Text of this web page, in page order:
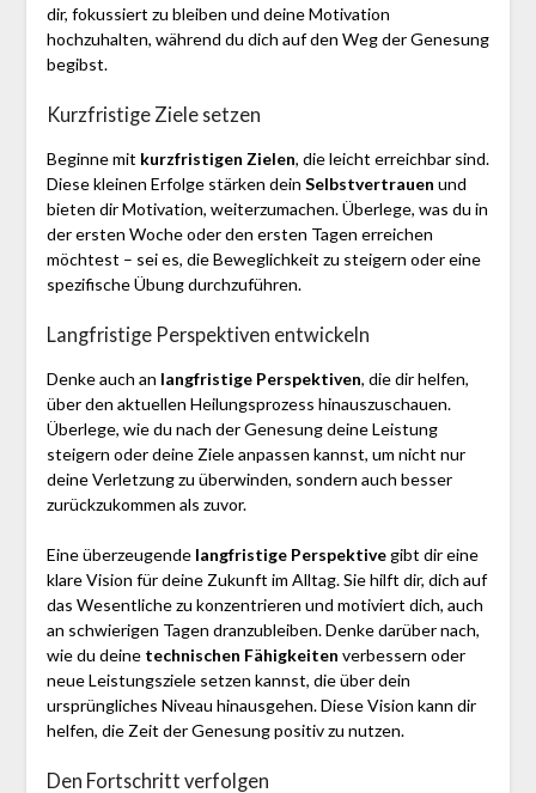
dir, fokussiert zu bleiben und deine Motivation
hochzuhalten, während du dich auf den Weg der Genesung
begibst.
Kurzfristige Ziele setzen
Beginne mit kurzfristigen Zielen, die leicht erreichbar sind.
Diese kleinen Erfolge stärken dein Selbstvertrauen und
bieten dir Motivation, weiterzumachen. Überlege, was du in
der ersten Woche oder den ersten Tagen erreichen
möchtest – sei es, die Beweglichkeit zu steigern oder eine
spezifische Übung durchzuführen.
Langfristige Perspektiven entwickeln
Denke auch an langfristige Perspektiven, die dir helfen,
über den aktuellen Heilungsprozess hinauszuschauen.
Überlege, wie du nach der Genesung deine Leistung
steigern oder deine Ziele anpassen kannst, um nicht nur
deine Verletzung zu überwinden, sondern auch besser
zurückzukommen als zuvor.
Eine überzeugende langfristige Perspektivegibt dir eine
klare Vision für deine Zukunft im Alltag. Sie hilft dir, dich auf
das Wesentliche zu konzentrieren und motiviert dich, auch
an schwierigen Tagen dranzubleiben. Denke darüber nach,
wie du deine technischen Fähigkeiten verbessern oder
neue Leistungsziele setzen kannst, die über dein
ursprüngliches Niveau hinausgehen. Diese Vision kann dir
helfen, die Zeit der Genesung positiv zu nutzen.
Den Fortschritt verfolgen